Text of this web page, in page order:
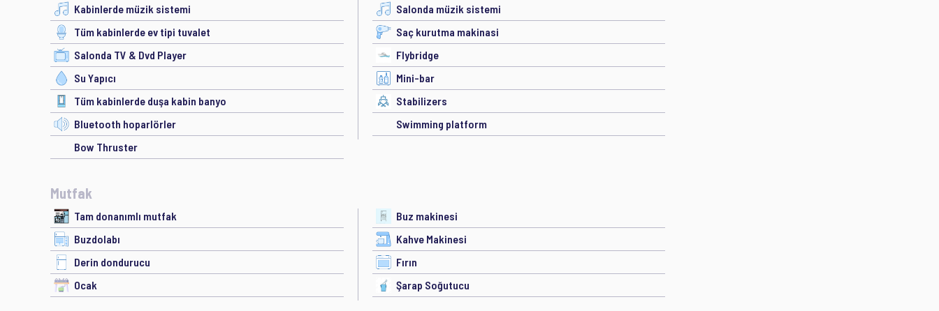
Kabinlerde müzik sistemi
Salonda müzik sistemi
Tüm kabinlerde ev tipi tuvalet
Saç kurutma makinasi
Salonda TV & Dvd Player
Flybridge
Su Yapıcı
Mini-bar
Tüm kabinlerde duşa kabin banyo
Stabilizers
Bluetooth hoparlörler
Swimming platform
Bow Thruster
Mutfak
Tam donanımlı mutfak
Buz makinesi
Buzdolabı
Kahve Makinesi
Derin dondurucu
Fırın
Ocak
Şarap Soğutucu